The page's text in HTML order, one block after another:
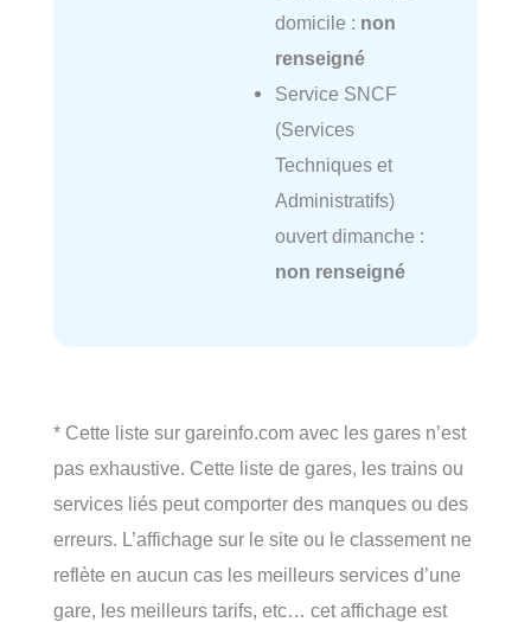
domicile : non
renseigné
Service SNCF
(Services
Techniques et
Administratifs)
ouvert dimanche :
non renseigné
* Cette liste sur gareinfo.com avec les gares n’est
pas exhaustive. Cette liste de gares, les trains ou
services liés peut comporter des manques ou des
erreurs. L’affichage sur le site ou le classement ne
reflète en aucun cas les meilleurs services d’une
gare, les meilleurs tarifs, etc… cet affichage est